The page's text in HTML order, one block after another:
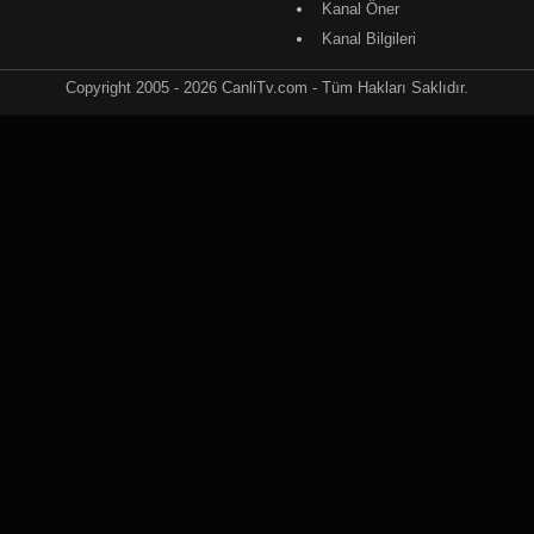
Kanal Öner
Kanal Bilgileri
Copyright 2005 - 2026 CanliTv.com - Tüm Hakları Saklıdır.